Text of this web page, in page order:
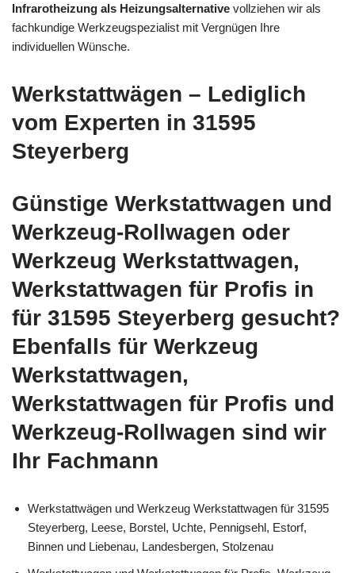
Infrarotheizung als Heizungsalternative vollziehen wir als
fachkundige Werkzeugspezialist mit Vergnügen Ihre
individuellen Wünsche.
Werkstattwägen – Lediglich
vom Experten in 31595
Steyerberg
Günstige Werkstattwagen und
Werkzeug-Rollwagen oder
Werkzeug Werkstattwagen,
Werkstattwagen für Profis in
für 31595 Steyerberg gesucht?
Ebenfalls für Werkzeug
Werkstattwagen,
Werkstattwagen für Profis und
Werkzeug-Rollwagen sind wir
Ihr Fachmann
Werkstattwägen und Werkzeug Werkstattwagen für 31595
Steyerberg, Leese, Borstel, Uchte, Pennigsehl, Estorf,
Binnen und Liebenau, Landesbergen, Stolzenau